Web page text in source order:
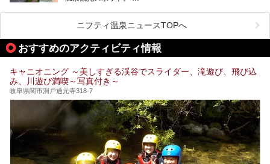
のグルメを楽しんだり、周辺にある名所にも足を伸ばしたり
したいもの。
本記事では、下呂温泉エリアにあるおすすめの観光スポット
をご紹介するとともに散策する際のモデルコースもご提案。
下呂温泉観光をたっぷりとガイドします！
ニフティ温泉ニュースTOPへ
おすすめのアクティビティ情報
キャニオニング ～美しすぎる渓谷でスライダー、滝遊び、飛び込
み、川遊び満喫～写真付き～
岐阜県関市洞戸通元寺318-7